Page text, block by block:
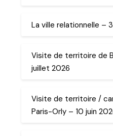
La ville relationnelle –
Visite de territoire de
juillet 2026
Visite de territoire /
Paris-Orly – 10 juin